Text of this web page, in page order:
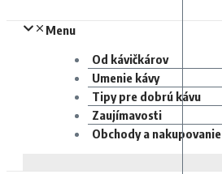
Menu
Od kávičkárov
Umenie kávy
Tipy pre dobrú kávu
Zaujímavosti
Obchody a nakupovanie